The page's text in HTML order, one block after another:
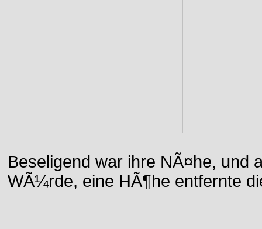
Beseligend war ihre NÃ¤he, und
WÃ¼rde, eine HÃ¶he entfernte